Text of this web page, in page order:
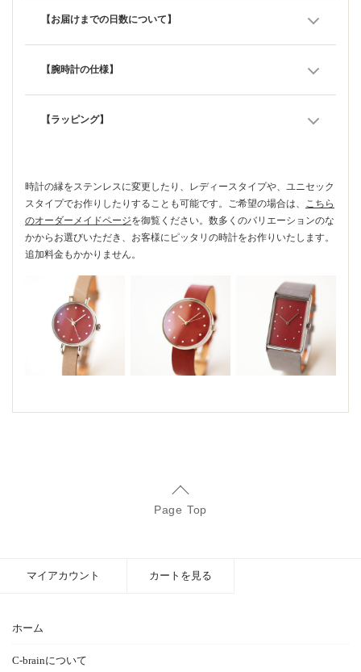
【お届けまでの日数について】
【腕時計の仕様】
【ラッピング】
時計の縁をステンレスに変更したり、レディースタイプや、ユニセック
スタイプでお作りしたりすることも可能です。ご希望の場合は、 こちら
のオーダーメイドページを御覧ください。数多くのバリエーションのな
かからお選びいただき、お客様にピッタリの時計をお作りいたします。
追加料金もかかりません。
Page Top
ホーム
C-brainについて
マイアカウント カートを見る